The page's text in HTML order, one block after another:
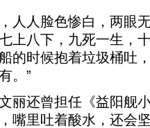
人脸色惨白，两眼
上八下，九死一生，
的时候抱着垃圾桶吐
。”
还曾担任《益阳舰
嘴里吐着酸水，还会